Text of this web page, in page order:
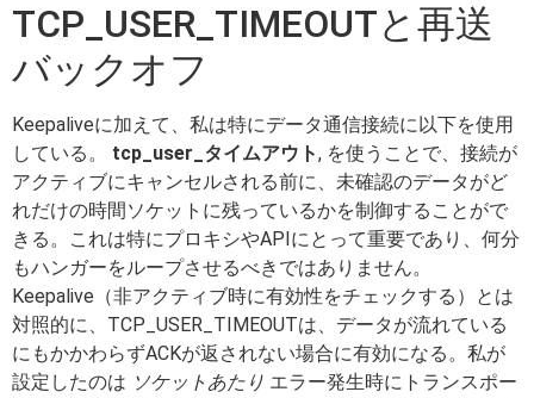
TCP_USER_TIMEOUTと再送
バックオフ
Keepaliveに加えて、私は特にデータ通信接続に以下を使用
している。 tcp_user_タイムアウト, を使うことで、接続が
アクティブにキャンセルされる前に、未確認のデータがど
れだけの時間ソケットに残っているかを制御することがで
きる。これは特にプロキシやAPIにとって重要であり、何分
もハンガーをループさせるべきではありません。
Keepalive（非アクティブ時に有効性をチェックする）とは
対照的に、TCP_USER_TIMEOUTは、データが流れている
にもかかわらずACKが返されない場合に有効になる。私が
設定したのは ソケットあたり エラー発生時にトランスポー